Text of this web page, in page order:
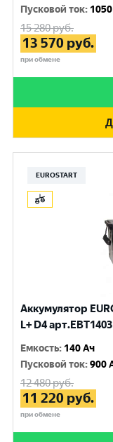
Пусковой ток:
15 280руб.
13 570 руб.
при обмене
EUROSTART
Аккумулятор
L+ D4 арт.EBT1403
Емкость: 140 Ач
Пусковой ток:900
12 480руб.
11 220 руб.
при обмене